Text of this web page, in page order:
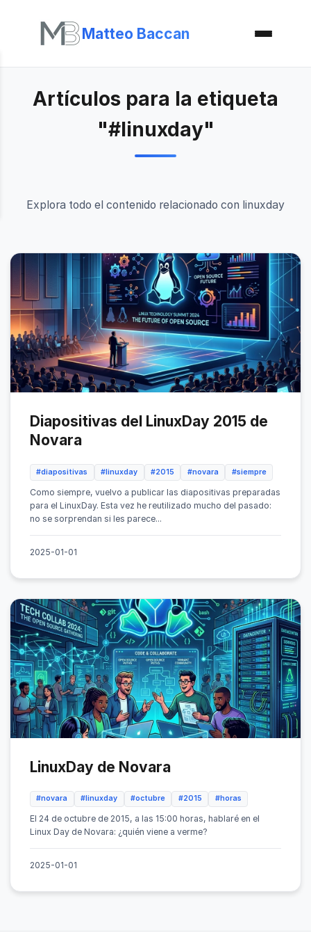
Matteo Baccan
Artículos para la etiqueta
"#linuxday"
Explora todo el contenido relacionado con linuxday
Diapositivas del LinuxDay 2015 de
Novara
#diapositivas #linuxday #2015 #novara #siempre
Como siempre, vuelvo a publicar las diapositivas preparadas
para el LinuxDay. Esta vez he reutilizado mucho del pasado:
no se sorprendan si les parece...
2025-01-01
LinuxDay de Novara
#novara #linuxday #octubre #2015 #horas
El 24 de octubre de 2015, a las 15:00 horas, hablaré en el
Linux Day de Novara: ¿quién viene a verme?
2025-01-01